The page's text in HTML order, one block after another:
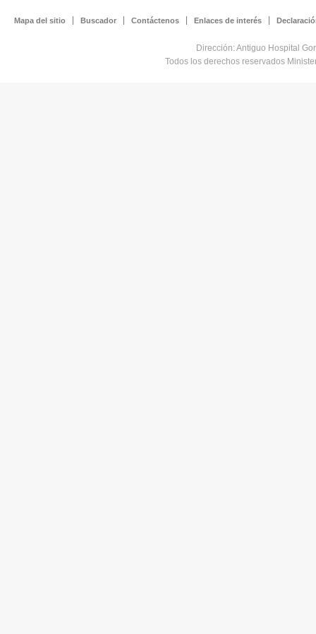
leyes vigentes para la
Participar con todas las
Mapa del sitio Buscador Contáctenos Enlaces de interés
Dirección: Antiguo Hospital
Todos los derechos reservados